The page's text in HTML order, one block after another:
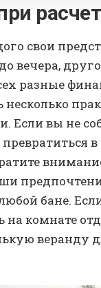
свои
вечера,
разные
несколько
Если вы не
бане.
комнате
веранду